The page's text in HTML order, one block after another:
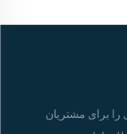
برای مشتریان